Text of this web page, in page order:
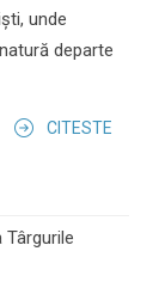
unde
departe
CITESTE